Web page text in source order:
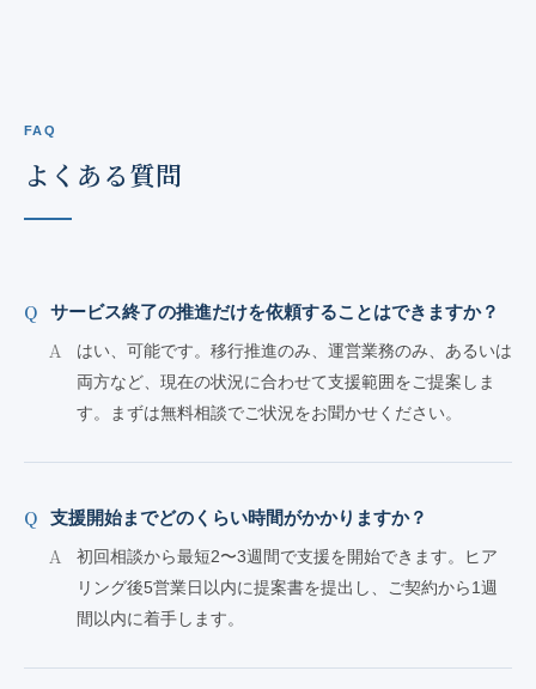
FAQ
よくある質問
サービス終了の推進だけを依頼することはできますか？
はい、可能です。移行推進のみ、運営業務のみ、あるいは
両方など、現在の状況に合わせて支援範囲をご提案しま
す。まずは無料相談でご状況をお聞かせください。
支援開始までどのくらい時間がかかりますか？
初回相談から最短2〜3週間で支援を開始できます。ヒア
リング後5営業日以内に提案書を提出し、ご契約から1週
間以内に着手します。